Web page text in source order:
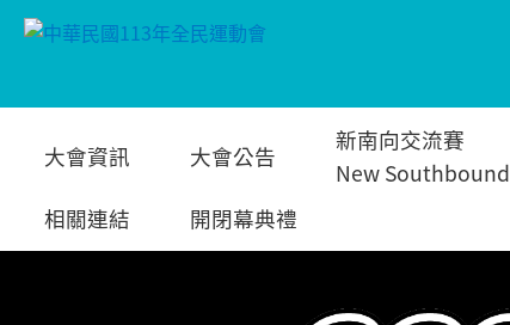
大會資訊 大會公告
新南向交流賽
New Southbound
相關連結 開閉幕典禮